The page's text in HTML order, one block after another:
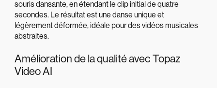
souris dansante, en étendant le clip initial de quatre
secondes. Le résultat est une danse unique et
légèrement déformée, idéale pour des vidéos musicales
abstraites.
Amélioration de la qualité avec Topaz
Video AI